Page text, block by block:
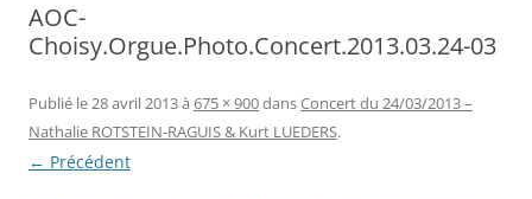
AOC-
Choisy.Orgue.Photo.Concert.2013.03.24-03
Publié le28 avril 2013à 675 × 900dansConcert du 24/03/2013 –
Nathalie ROTSTEIN-RAGUIS & Kurt LUEDERS.
← Précédent